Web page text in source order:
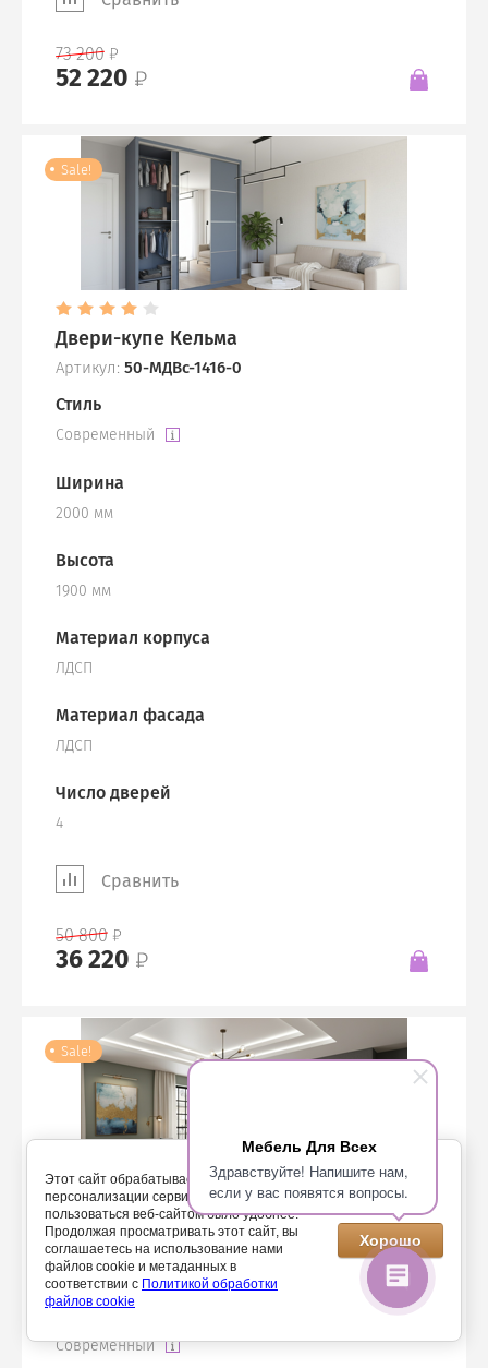
Мебель Для Всех
Здравствуйте! Напишите нам,
если у вас появятся вопросы.
73 200
52 220
Sale!
Двери-купе Кельма
Артикул: 50-МДВс-1416-0
Стиль
Современный
Ширина
2000 мм
Высота
1900 мм
Материал корпуса
ЛДСП
Материал фасада
ЛДСП
Число дверей
4
Сравнить
50 800
36 220
Sale!
Двери-купе Бирск
Артикул:50-МДВс-1447-0
Стиль
Современный
Этот сайт обрабатывает Cookies с целью
персонализации сервисов и чтобы
пользоваться веб-сайтом было удобнее.
Продолжая просматривать этот сайт, вы
соглашаетесь на использование нами
файлов cookie и метаданных в
соответствии с Политикой обработки
файлов cookie
Хорошо